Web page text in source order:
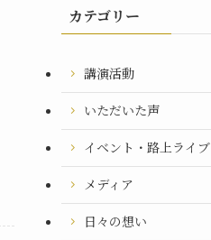
カテゴリー
講演活動
いただいた声
イベント・路上ライブ
メディア
日々の想い